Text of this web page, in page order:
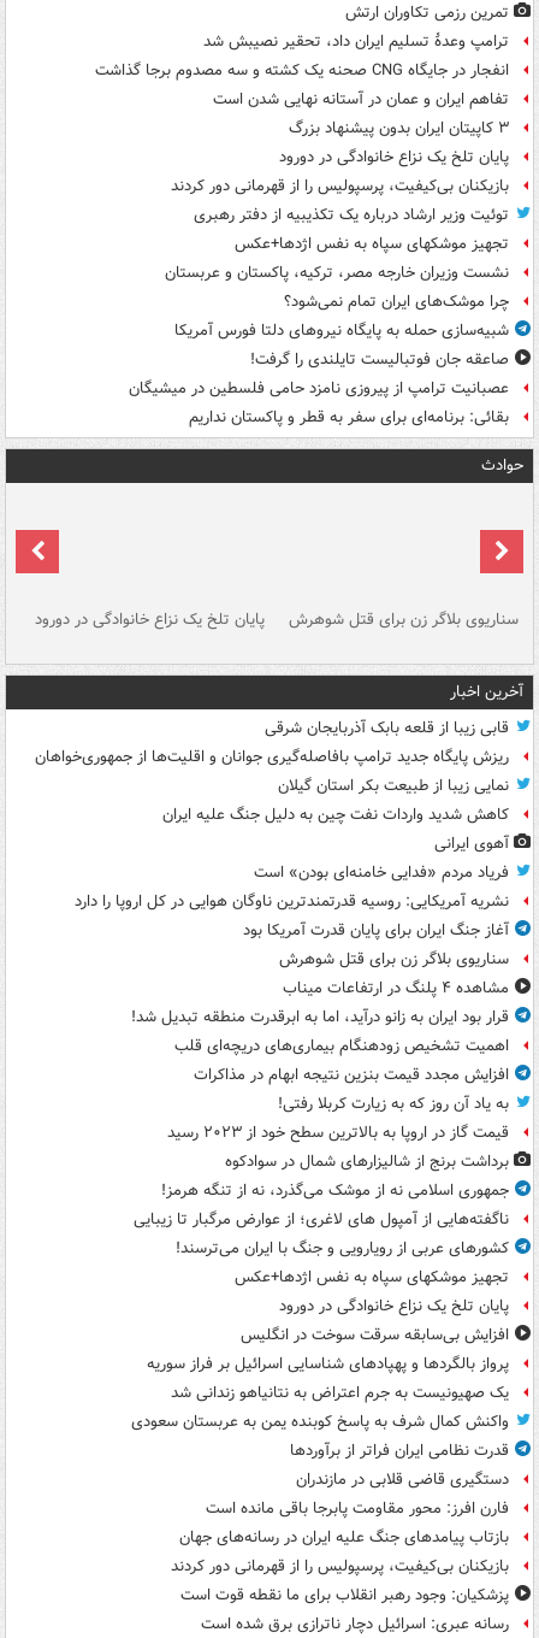
تمرین رزمی تکاوران ارتش
ترامپ وعدۀ تسلیم ایران داد، تحقیر نصیبش شد
انفجار در جایگاه CNG صحنه یک کشته و سه مصدوم برجا گذاشت
تفاهم ایران و عمان در آستانه نهایی شدن است
۳ کاپیتان ایران بدون پیشنهاد بزرگ
پایان تلخ یک نزاع خانوادگی در دورود
بازیکنان بی‌کیفیت، پرسپولیس را از قهرمانی دور کردند
توئیت وزیر ارشاد درباره یک تکذیبیه از دفتر رهبری
تجهیز موشکهای سپاه به نفس اژدها+عکس
نشست وزیران خارجه مصر، ترکیه، پاکستان و عربستان
چرا موشک‌های ایران تمام نمی‌شود؟
شبیه‌سازی حمله به پایگاه نیروهای دلتا فورس آمریکا
صاعقه جان فوتبالیست تایلندی را گرفت!
عصبانیت ترامپ از پیروزی نامزد حامی فلسطین در میشیگان
بقائی: برنامه‌ای برای سفر به قطر و پاکستان نداریم
حوادث
سناریوی بلاگر زن برای قتل شوهرش پایان تلخ یک نزاع خانوادگی در دورود
آخرین اخبار
قابی زیبا از قلعه بابک آذربایجان شرقی
ریزش پایگاه جدید ترامپ بافاصله‌گیری جوانان و اقلیت‌ها از جمهوری‌خواهان
نمایی زیبا از طبیعت بکر استان گیلان
کاهش شدید واردات نفت چین به دلیل جنگ علیه ایران
آهوی ایرانی
فریاد مردم «فدایی خامنه‌ای بودن» است
نشریه آمریکایی: روسیه قدرتمندترین ناوگان هوایی در کل اروپا را دارد
آغاز جنگ ایران برای پایان قدرت آمریکا بود
سناریوی بلاگر زن برای قتل شوهرش
مشاهده ۴ پلنگ در ارتفاعات میناب
قرار بود ایران به زانو درآید، اما به ابرقدرت منطقه تبدیل شد!
اهمیت تشخیص زودهنگام بیماری‌های دریچه‌ای قلب
افزایش مجدد قیمت بنزین نتیجه ابهام در مذاکرات
به یاد آن روز که به زیارت کربلا رفتی!
قیمت گاز در اروپا به بالاترین سطح خود از ۲۰۲۳ رسید
برداشت برنج از شالیزارهای شمال در سوادکوه
جمهوری اسلامی نه از موشک می‌گذرد، نه از تنگه هرمز!
ناگفته‌هایی از آمپول های لاغری؛ از عوارض مرگبار تا زیبایی
کشورهای عربی از رویارویی و جنگ با ایران می‌ترسند!
تجهیز موشکهای سپاه به نفس اژدها+عکس
پایان تلخ یک نزاع خانوادگی در دورود
افزایش بی‌سابقه سرقت سوخت در انگلیس
پرواز بالگردها و پهپادهای شناسایی اسرائیل بر فراز سوریه
یک صهیونیست به جرم اعتراض به نتانیاهو زندانی شد
واکنش کمال شرف به پاسخ کوبنده یمن به عربستان سعودی
قدرت نظامی ایران فراتر از برآوردها
دستگیری قاضی قلابی در مازندران
فارن افرز: محور مقاومت پابرجا باقی مانده است
بازتاب پیامدهای جنگ علیه ایران در رسانه‌های جهان
بازیکنان بی‌کیفیت، پرسپولیس را از قهرمانی دور کردند
پزشکیان: وجود رهبر انقلاب برای ما نقطه قوت است
رسانه عبری: اسرائیل دچار ناترازی برق شده است